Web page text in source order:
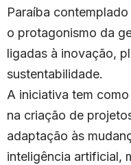
Paraíba
o protagonismo da
ligadas à inovação,
sustentabilidade.
A iniciativa tem
na criação de
adaptação às
inteligência artificial,